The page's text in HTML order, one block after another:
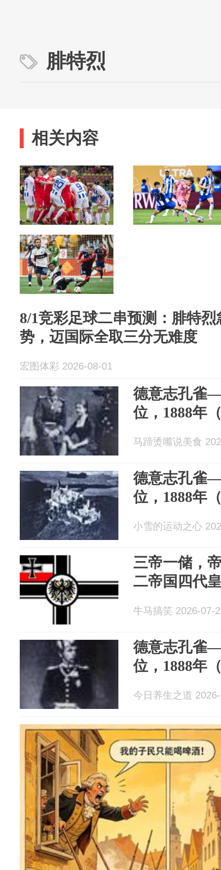
腓特烈
相关内容
8/1竞彩足球二串预测：腓特
势，迈国际全取三分无难度
宏图体彩 2026-08-01
德意志孔雀
位，1888年
马蹄烫嘴说美食
德意志孔雀
位，1888年
小雪的运动之心
三帝一储，
二帝国四代
牛马搞笑 2026-07-
德意志孔雀
位，1888年
今日养生之道